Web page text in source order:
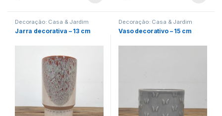
Decoração: Casa & Jardim
Jarra decorativa – 13 cm
Decoração: Casa & Jardim
Vaso decorativo – 15 cm